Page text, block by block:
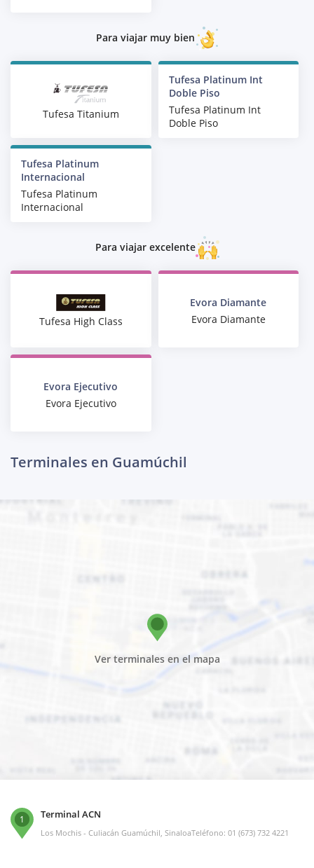
Para viajar muy bien
Tufesa Titanium
Tufesa Platinum Int
Doble Piso
Tufesa Platinum Int
Doble Piso
Tufesa Platinum
Internacional
Tufesa Platinum
Internacional
Para viajar excelente
Tufesa High Class
Evora Diamante
Evora Diamante
Evora Ejecutivo
Evora Ejecutivo
Terminales en Guamúchil
Ver terminales en el mapa
1 Terminal ACN
Los Mochis - Culiacán Guamúchil, SinaloaTeléfono: 01 (673) 732 4221